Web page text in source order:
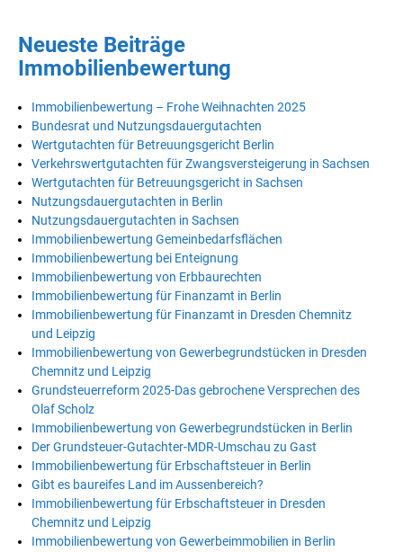
Neueste Beiträge
Immobilienbewertung
Immobilienbewertung – Frohe Weihnachten 2025
Bundesrat und Nutzungsdauergutachten
Wertgutachten für Betreuungsgericht Berlin
Verkehrswertgutachten für Zwangsversteigerung in Sachsen
Wertgutachten für Betreuungsgericht in Sachsen
Nutzungsdauergutachten in Berlin
Nutzungsdauergutachten in Sachsen
Immobilienbewertung Gemeinbedarfsflächen
Immobilienbewertung bei Enteignung
Immobilienbewertung von Erbbaurechten
Immobilienbewertung für Finanzamt in Berlin
Immobilienbewertung für Finanzamt in Dresden Chemnitz
und Leipzig
Immobilienbewertung von Gewerbegrundstücken in Dresden
Chemnitz und Leipzig
Grundsteuerreform 2025-Das gebrochene Versprechen des
Olaf Scholz
Immobilienbewertung von Gewerbegrundstücken in Berlin
Der Grundsteuer-Gutachter-MDR-Umschau zu Gast
Immobilienbewertung für Erbschaftsteuer in Berlin
Gibt es baureifes Land im Aussenbereich?
Immobilienbewertung für Erbschaftsteuer in Dresden
Chemnitz und Leipzig
Immobilienbewertung von Gewerbeimmobilien in Berlin